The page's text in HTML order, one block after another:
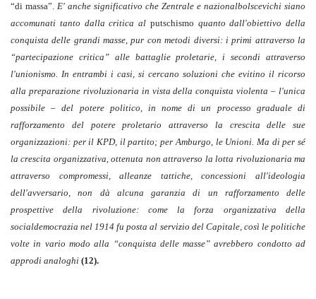
“di massa”. E' anche significativo che Zentrale e nazionalbolscevichi siano
accomunati tanto dalla critica al putschismo quanto dall'obiettivo della
conquista delle grandi masse, pur con metodi diversi: i primi attraverso la
“partecipazione critica” alle battaglie proletarie, i secondi attraverso
l'unionismo. In entrambi i casi, si cercano soluzioni che evitino il ricorso
alla preparazione rivoluzionaria in vista della conquista violenta – l'unica
possibile – del potere politico, in nome di un processo graduale di
rafforzamento del potere proletario attraverso la crescita delle sue
organizzazioni: per il KPD, il partito; per Amburgo, le Unioni. Ma di per sé
la crescita organizzativa, ottenuta non attraverso la lotta rivoluzionaria ma
attraverso compromessi, alleanze tattiche, concessioni all'ideologia
dell'avversario, non dà alcuna garanzia di un rafforzamento delle
prospettive della rivoluzione: come la forza organizzativa della
socialdemocrazia nel 1914 fu posta al servizio del Capitale, così le politiche
volte in vario modo alla “conquista delle masse” avrebbero condotto ad
approdi analoghi (12).